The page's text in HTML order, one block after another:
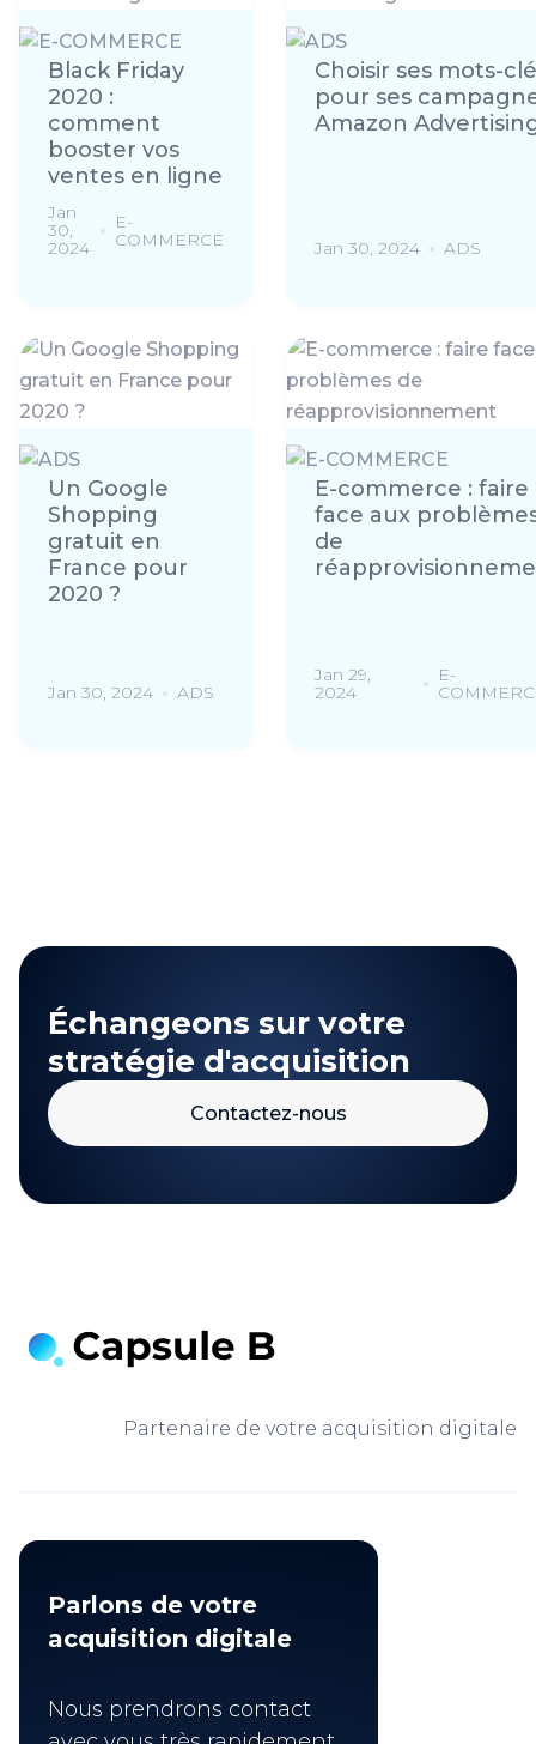
Black Friday
2020 :
comment
booster vos
ventes en ligne
Jan
30,
2024
E-
COMMERCE
Choisir ses mots-
pour ses
Amazon
Jan 30, 2024 ADS
Un Google
Shopping
gratuit en
France pour
2020 ?
Jan 30, 2024 ADS
E-commerce : faire
face aux
de
Jan 29,
2024
E-
Échangeons sur votre
stratégie d'acquisition
Contactez-nous
Partenaire de votre acquisition digitale
Parlons de votre
acquisition digitale
Nous prendrons contact